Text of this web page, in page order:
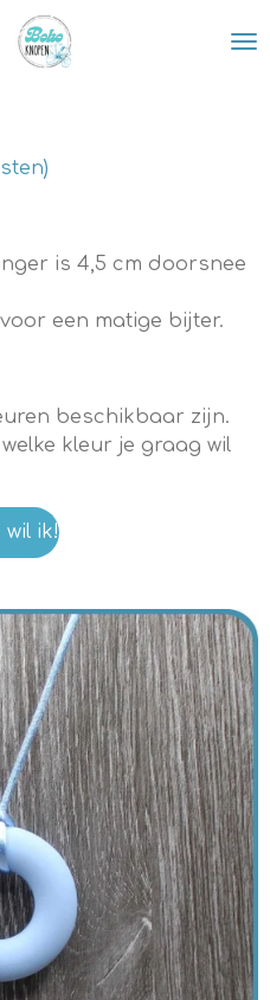
is 4,5 cm doorsnee
een matige bijter.
beschikbaar zijn.
kleur je graag wil
wil ik!